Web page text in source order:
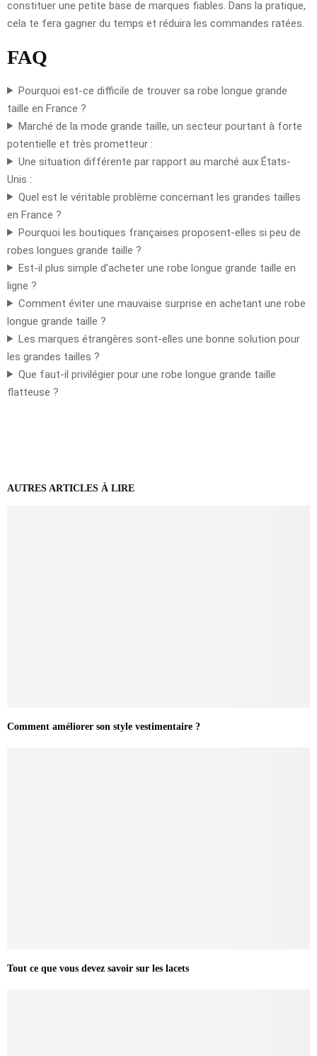
constituer une petite base de marques fiables. Dans la pratique,
cela te fera gagner du temps et réduira les commandes ratées.
FAQ
Pourquoi est-ce difficile de trouver sa robe longue grande
taille en France ?
Marché de la mode grande taille, un secteur pourtant à forte
potentielle et très prometteur :
Une situation différente par rapport au marché aux États-
Unis :
Quel est le véritable problème concernant les grandes tailles
en France ?
Pourquoi les boutiques françaises proposent-elles si peu de
robes longues grande taille ?
Est-il plus simple d’acheter une robe longue grande taille en
ligne ?
Comment éviter une mauvaise surprise en achetant une robe
longue grande taille ?
Les marques étrangères sont-elles une bonne solution pour
les grandes tailles ?
Que faut-il privilégier pour une robe longue grande taille
flatteuse ?
AUTRES ARTICLES À LIRE
Comment améliorer son style vestimentaire ?
Tout ce que vous devez savoir sur les lacets